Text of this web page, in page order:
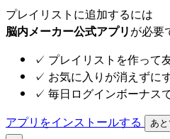
プレイリストに追加するには
脳内メーカー公式アプリが必要
✓ プレイリストを作って
✓ お気に入りが消えずに
✓ 毎日ログインボーナス
アプリをインストールする
あ